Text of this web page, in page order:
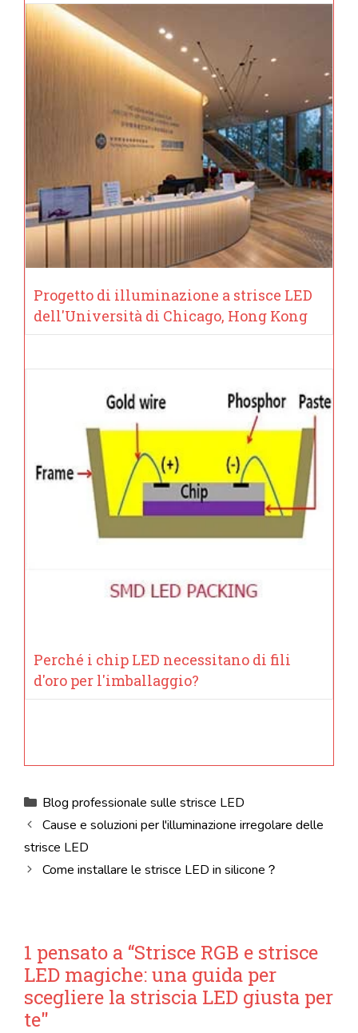
Progetto di illuminazione a strisce LED
dell'Università di Chicago, Hong Kong
Perché i chip LED necessitano di fili
d'oro per l'imballaggio?
Categorie
Blog professionale sulle strisce LED
Cause e soluzioni per l'illuminazione irregolare delle
strisce LED
Come installare le strisce LED in silicone？
1 pensato a “Strisce RGB e strisce
LED magiche: una guida per
scegliere la striscia LED giusta per
te"